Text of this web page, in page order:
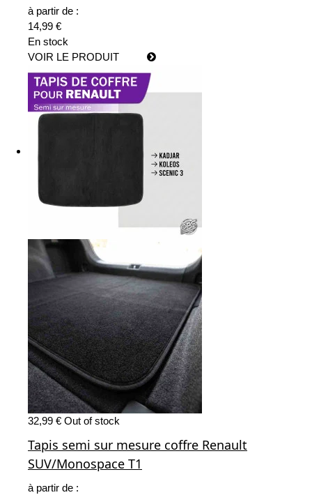
à partir de :
14,99 €
En stock
VOIR LE PRODUIT
32,99 € Out of stock
Tapis semi sur mesure coffre Renault
SUV/Monospace T1
à partir de :